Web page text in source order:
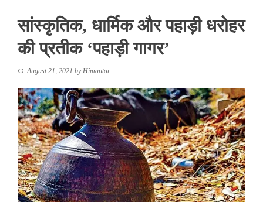
सांस्कृतिक, धार्मिक और पहाड़ी धरोहर
की प्रतीक ‘पहाड़ी गागर’
August 21, 2021 byHimantar